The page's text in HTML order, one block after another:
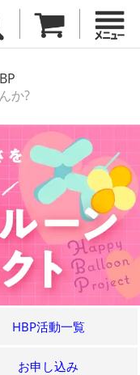
か?
HBP活動一覧
お申し込み